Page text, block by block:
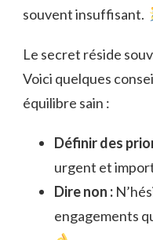
souvent insuffisant.
Le secret réside
Voici quelques
équilibre sain :
Définir des
urgent et
Dire non :
engagements